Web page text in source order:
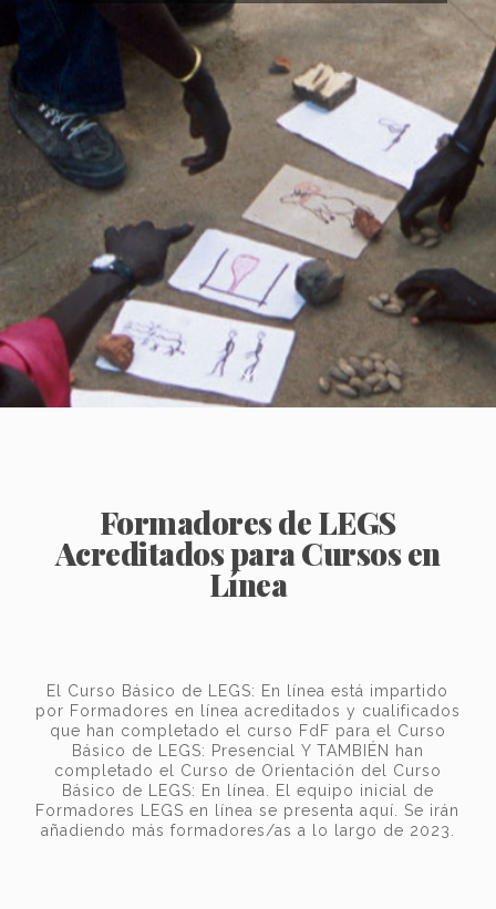
Formadores de LEGS
Acreditados para Cursos en
Línea
El Curso Básico de LEGS: En línea está impartido
por Formadores en línea acreditados y cualificados
que han completado el curso FdF para el Curso
Básico de LEGS: Presencial Y TAMBIÉN han
completado el Curso de Orientación del Curso
Básico de LEGS: En línea. El equipo inicial de
Formadores LEGS en línea se presenta aquí. Se irán
añadiendo más formadores/as a lo largo de 2023.